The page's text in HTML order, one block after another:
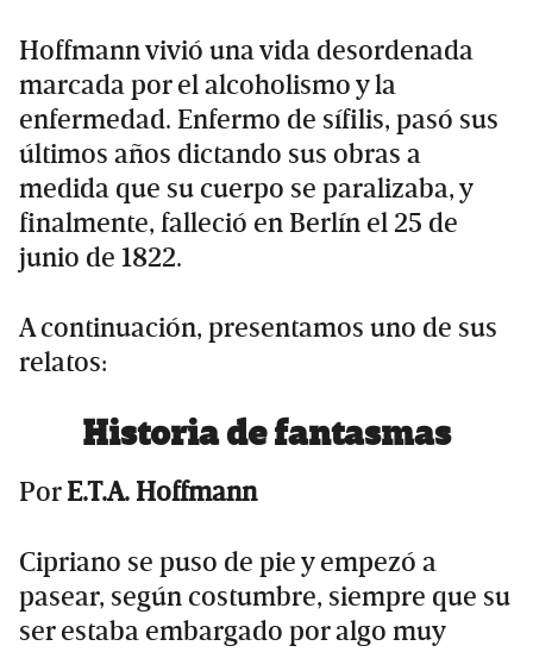
Hoffmann vivió una vida desordenada
marcada por el alcoholismo y la
enfermedad. Enfermo de sífilis, pasó sus
últimos años dictando sus obras a
medida que su cuerpo se paralizaba, y
finalmente, falleció en Berlín el 25 de
junio de 1822.
A continuación, presentamos uno de sus
relatos:
Historia de fantasmas
PorE.T.A. Hoffmann
Cipriano se puso de pie y empezó a
pasear, según costumbre, siempre que su
ser estaba embargado por algo muy